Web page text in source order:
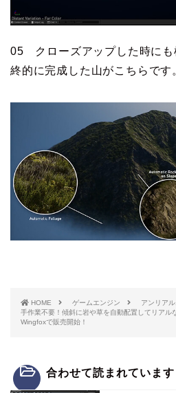
05 クローズアップした時にも
終的に完成した山がこちらです
HOME ゲームエンジン
アンリア
手作業不要！傾斜に岩や草を自動配置してリア
Wingfoxで販売開始！
合わせて読まれています